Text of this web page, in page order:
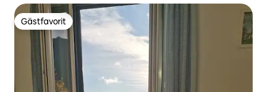
Gästfavorit
Gästfavorit